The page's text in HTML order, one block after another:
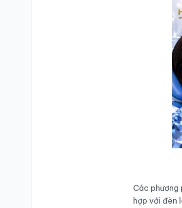
Các phương
hợp với đèn